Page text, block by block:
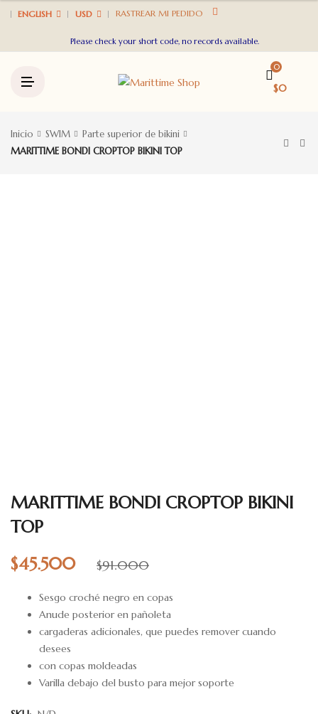
ENGLISH USD RASTREAR MI PEDIDO
Please check your short code, no records available.
0
$0
Inicio SWIM
Parte superior de bikini
MARITTIME BONDI CROPTOP BIKINI TOP
MARITTIME BONDI CROPTOP BIKINI
TOP
$91.000
$45.500
Sesgo croché negro en copas
Anude posterior en pañoleta
cargaderas adicionales, que puedes remover cuando
desees
con copas moldeadas
Varilla debajo del busto para mejor soporte